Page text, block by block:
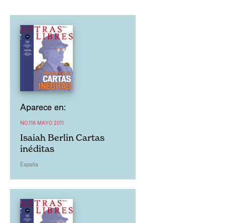
Aparece en:
NO.116 MAYO 2011
Isaiah Berlin Cartas
inéditas
España